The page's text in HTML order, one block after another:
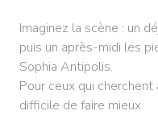
Imaginez la scène : un
puis un après-midi les
Sophia Antipolis.
Pour ceux qui
difficile de faire mieux.